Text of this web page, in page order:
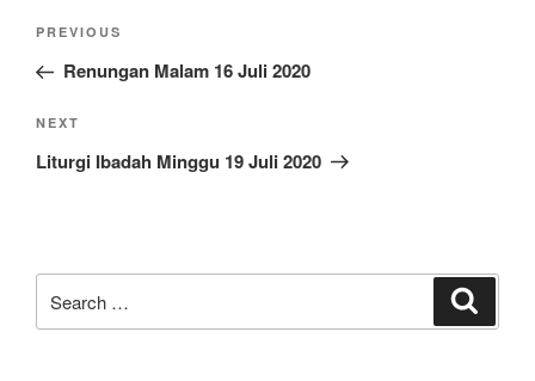
Post
Previous
Post
PREVIOUS
Renungan Malam 16 Juli 2020
Next
Post
NEXT
Liturgi Ibadah Minggu 19 Juli 2020
for: